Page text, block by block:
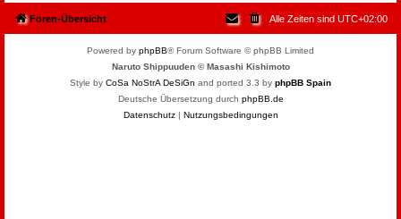
Foren-Übersicht Alle Zeiten sind UTC+02:00
Powered by phpBB® Forum Software © phpBB Limited
Naruto Shippuuden © Masashi Kishimoto
Style by CoSa NoStrA DeSiGn and ported 3.3 by phpBB Spain
Deutsche Übersetzung durch phpBB.de
Datenschutz| Nutzungsbedingungen